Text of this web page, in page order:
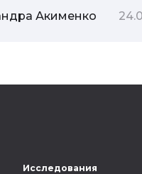
вам как и в каких
сетях можно провести
построить с ними
Акименко
Исследования